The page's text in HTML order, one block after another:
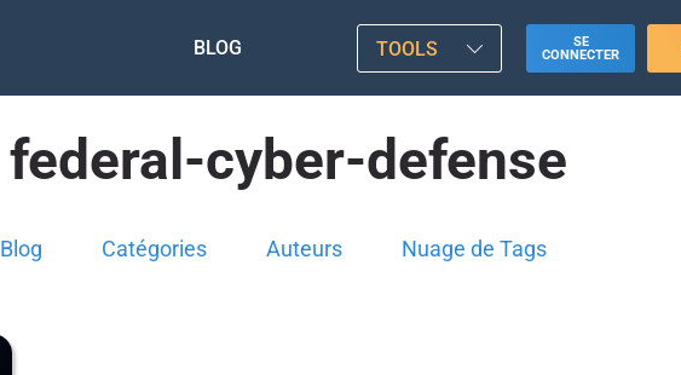
BLOG TOOLS
SE
CONNECTER
federal-cyber-defense
Blog Catégories Auteurs Nuage de Tags